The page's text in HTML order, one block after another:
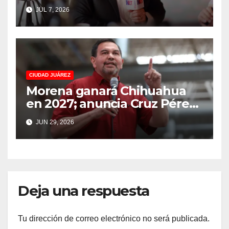
Contreras y el PAN por
incendio del relleno sanitario
JUL 7, 2026
CIUDAD JUÁREZ
Morena ganará Chihuahua
en 2027; anuncia Cruz Pérez
Cuéllar recorrido por todo el
estado
JUN 29, 2026
Deja una respuesta
Tu dirección de correo electrónico no será publicada.